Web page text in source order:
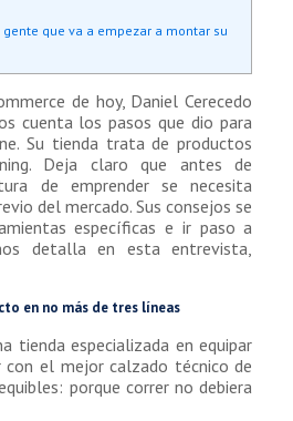
que va a empezar a montar su
de hoy, Daniel Cerecedo
cuenta los pasos que dio para
Su tienda trata de productos
Deja claro que antes de
de emprender se necesita
del mercado. Sus consejos se
específicas e ir paso a
detalla en esta entrevista,
en no más de tres líneas
tienda especializada en equipar
con el mejor calzado técnico de
porque correr no debiera